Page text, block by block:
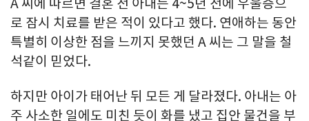
로 잠시 치료를 받은 적이 있다고 했다. 연애하는 동안
특별히 이상한 점을 느끼지 못했던 A 씨는 그 말을 철
석같이 믿었다.
하지만 아이가 태어난 뒤 모든 게 달라졌다. 아내는 아
주 사소한 일에도 미친 듯이 화를 냈고 집안 물건을 부